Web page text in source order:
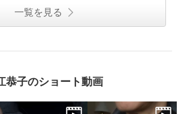
一覧を見る
恭子のショート動画